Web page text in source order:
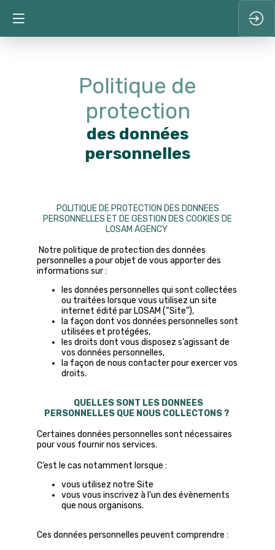
Politique de
protection
des données
personnelles
POLITIQUE DE PROTECTION DES DONNEES
PERSONNELLES ET DE GESTION DES COOKIES DE
LOSAM AGENCY
Notre politique de protection des données
personnelles a pour objet de vous apporter des
informations sur :
les données personnelles qui sont collectées
ou traitées lorsque vous utilisez un site
internet édité par LOSAM (“Site”),
la façon dont vos données personnelles sont
utilisées et protégées,
les droits dont vous disposez s’agissant de
vos données personnelles,
la façon de nous contacter pour exercer vos
droits.
QUELLES SONT LES DONNEES
PERSONNELLES QUE NOUS COLLECTONS ?
Certaines données personnelles sont nécessaires
pour vous fournir nos services.
C’est le cas notamment lorsque :
vous utilisez notre Site
vous vous inscrivez à l’un des évènements
que nous organisons.
Ces données personnelles peuvent comprendre :